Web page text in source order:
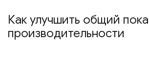
Как улучшить общий
производительности